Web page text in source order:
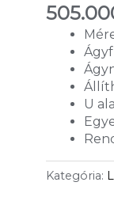
U
Kategória: